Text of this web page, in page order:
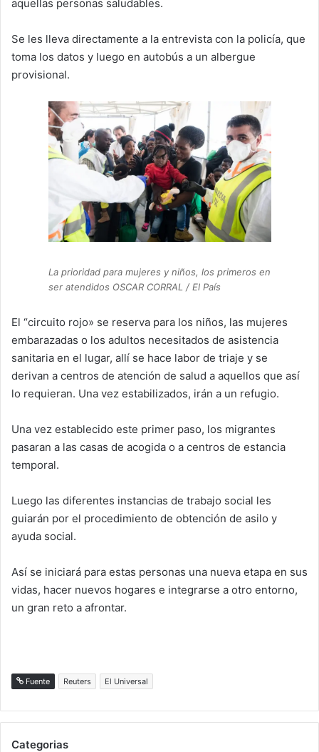
aquellas personas saludables.
Se les lleva directamente a la entrevista con la policía, que
toma los datos y luego en autobús a un albergue
provisional.
La prioridad para mujeres y niños, los primeros en
ser atendidos OSCAR CORRAL / El País
El “circuito rojo» se reserva para los niños, las mujeres
embarazadas o los adultos necesitados de asistencia
sanitaria en el lugar, allí se hace labor de triaje y se
derivan a centros de atención de salud a aquellos que así
lo requieran. Una vez estabilizados, irán a un refugio.
Una vez establecido este primer paso, los migrantes
pasaran a las casas de acogida o a centros de estancia
temporal.
Luego las diferentes instancias de trabajo social les
guiarán por el procedimiento de obtención de asilo y
ayuda social.
Así se iniciará para estas personas una nueva etapa en sus
vidas, hacer nuevos hogares e integrarse a otro entorno,
un gran reto a afrontar.
Fuente Reuters El Universal
Categorias